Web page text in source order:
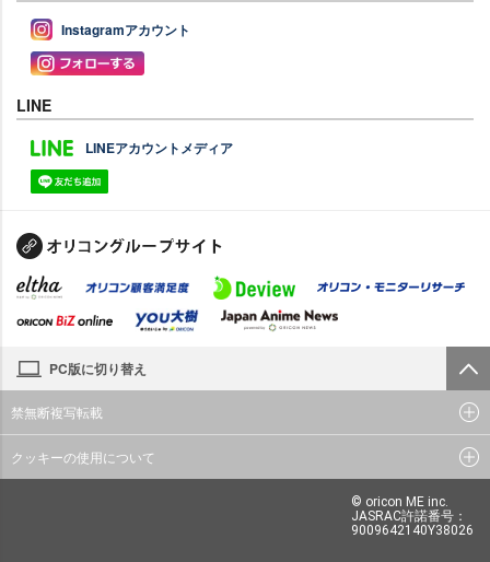
Instagramアカウント
LINE
LINEアカウントメディア
PC版に切り替え
禁無断複写転載
クッキーの使用について
© oricon ME inc.
JASRAC許諾番号：
9009642140Y38026